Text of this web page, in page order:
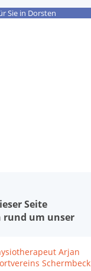
Sie in Dorsten
Seite
rund um unser
Arjan
Schermbeck